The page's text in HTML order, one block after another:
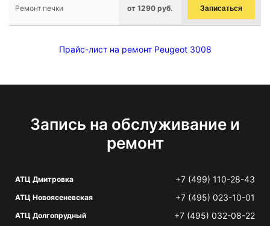
Ремонт печки от 1290 руб. Записаться
Прайс-лист на ремонт Peugeot 3008
Запись на обслуживание и
ремонт
АТЦ Дмитровка +7 (499) 110-28-43
АТЦ Новоясеневская +7 (495) 023-10-01
АТЦ Долгопрудный +7 (495) 032-08-22